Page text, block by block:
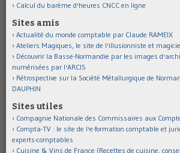
Calcul du barème d'heures CNCC en ligne
Sites amis
Actualité du monde comptable par Claude RAMEIX
Ateliers Magiques, le site de l'illusionniste et
Découvrir la Basse-Normandie par les images
numérisées par l'ARCIS
Rétrospective sur la Société Métallurgique de
DAUPHIN
Sites utiles
Compagnie Nationale des Commissaires aux
Compta-TV : le site de l'e-formation comptable et
experts-comptables
Cuisine & Vins de France (Recettes de cuisine,